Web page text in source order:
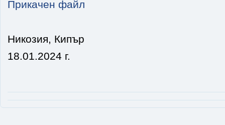
Прикачен файл
Никозия, Кипър
18.01.2024 г.